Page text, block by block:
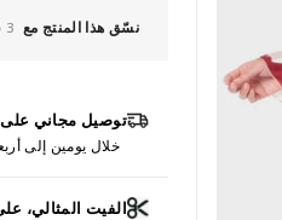
نسّق هذا المنتج مع 3 قطع
توصيل مجاني على
خلال يومين إلى
الفيت المثالي،